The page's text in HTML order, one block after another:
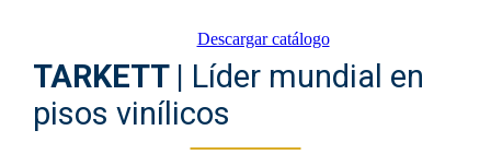
Descargar catálogo
TARKETT | Líder mundial en
pisos vinílicos